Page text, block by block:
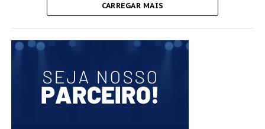
CARREGAR MAIS